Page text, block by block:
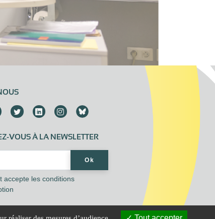
VOUS À LA NEWSLETTER
Ok
accepte lesconditions